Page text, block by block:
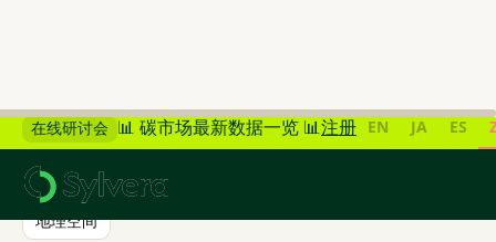
在线研讨会 📊 碳市场最新数据一览 📊注册 EN JA ES
地理空间